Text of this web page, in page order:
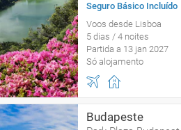
Seguro Básico Incluído
Voos desde Lisboa
5 dias / 4 noites
Partida a 13 jan 2027
Só alojamento
Budapeste